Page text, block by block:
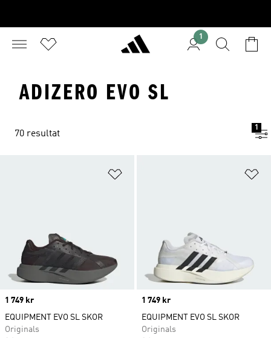
1
ADIZERO EVO SL
70 resultat
1
Price
1 749 kr
EQUIPMENT EVO SL SKOR
Originals
Price
1 749 kr
EQUIPMENT EVO SL SKOR
Originals